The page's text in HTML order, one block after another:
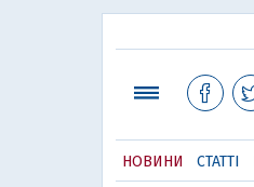
НОВИНИ СТАТТІ